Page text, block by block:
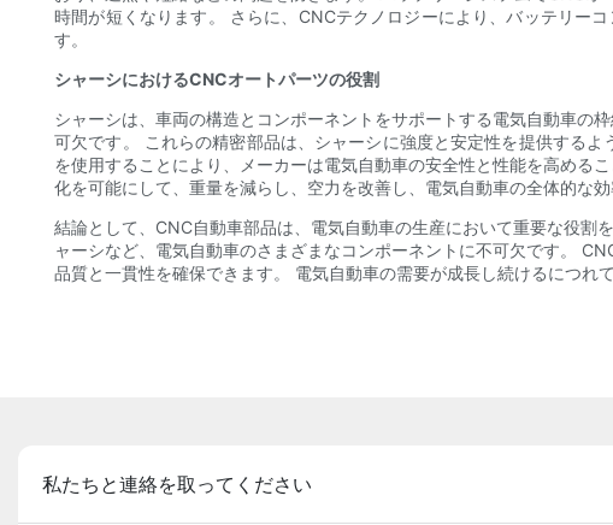
時間が短くなります。 さらに、CNCテクノロジーにより、バッテリー
す。
シャーシにおけるCNCオートパーツの役割
シャーシは、車両の構造とコンポーネントをサポートする電気自動車の
可欠です。 これらの精密部品は、シャーシに強度と安定性を提供する
を使用することにより、メーカーは電気自動車の安全性と性能を高める
化を可能にして、重量を減らし、空力を改善し、電気自動車の全体的な効
結論として、CNC自動車部品は、電気自動車の生産において重要な役
ャーシなど、電気自動車のさまざまなコンポーネントに不可欠です。
品質と一貫性を確保できます。 電気自動車の需要が成長し続けるにつれ
私たちと連絡を取ってください